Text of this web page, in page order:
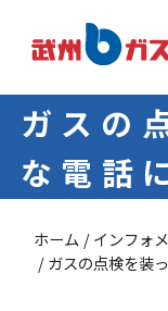
ガスの
な電話
ホーム
インフォ
ガスの点検を装